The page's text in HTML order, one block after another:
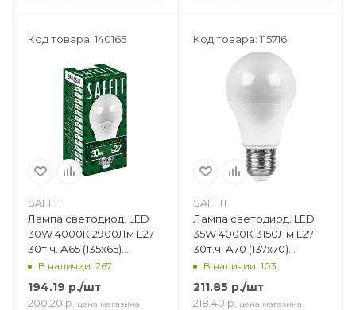
Код товара: 140165
SAFFIT
Лампа светодиод. LED
30W 4000К 2900Лм Е27
30т.ч. А65 (135х65)
SBA6530 55183
В наличии: 267
194.19 р./шт
200.20 р. цена магазина
Код товара: 115716
SAFFIT
Лампа светодиод. LED
35W 4000К 3150Лм Е27
30т.ч. А70 (137х70)
(аналог 320W) SBA7035
В наличии: 103
211.85р./шт
218.40 р. цена магазина